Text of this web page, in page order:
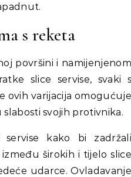
s reketa
površini i namijenjenom
slice servise, svaki s
ovih varijacija omogućuje
svojih protivnika.
kako bi zadržali
širokih i tijelo slice
udarce. Ovladavanje